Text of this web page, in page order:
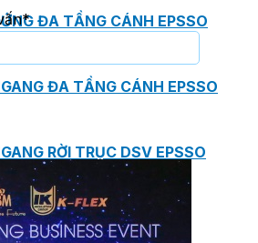
ĐA TẦNG CÁNH EPSSO
ĐA TẦNG CÁNH EPSSO
RỜI TRỤC DSV EPSSO
NƯỚC EPSSO